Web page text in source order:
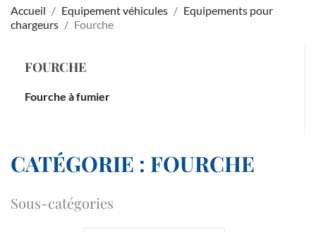
Accueil Equipement véhicules
Equipements pour
chargeurs
Fourche
FOURCHE
Fourche à fumier
CATÉGORIE : FOURCHE
Sous-catégories